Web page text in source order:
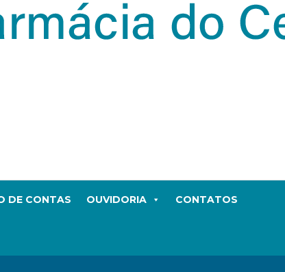
DE CONTAS OUVIDORIA CONTATOS